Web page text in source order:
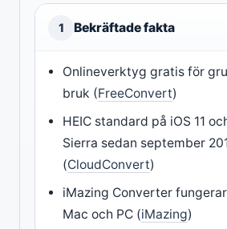
1 Bekräftade fakta
Onlineverktyg gratis för
bruk (FreeConvert)
HEIC standard på iOS 11
Sierra sedan september
(CloudConvert)
iMazing Converter
Mac och PC (iMazing)